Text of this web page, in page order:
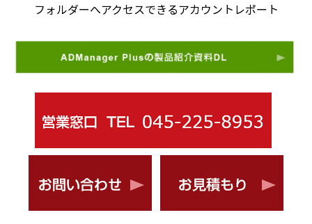
フォルダーへアクセスできるアカウントレポート